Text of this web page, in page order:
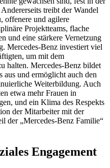
treibt der Wandel
offenere und agilere
Projektteams, flache
und eine stärkere Vernetzung
Mercedes-Benz investiert viel
um mit dem
halten. Mercedes-Benz bildet
aus und ermöglicht auch den
Weiterbildung. Auch
etwa mehr Frauen in
und ein Klima des Respekts
der Mitarbeiter mit der
der „Mercedes-Benz Familie“
Engagement